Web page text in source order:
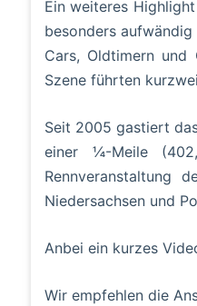
Ein weiteres
besonders
Cars, Oldtimern und
Szene führten
Seit 2005 gastiert
einer ¼-Meile
Rennveranstaltung
Niedersachsen und
Anbei ein kurzes
Wir empfehlen die